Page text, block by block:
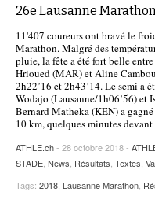
26e Lausanne
11'407 coureurs ont bravé le
Marathon. Malgré des
pluie, la fête a été fort belle
Hrioued (MAR) et Aline
2h22’16 et 2h43’14. Le semi a
Wodajo (Lausanne/1h06’56) et
Bernard Matheka (KEN) a
10 km, quelques minutes
ATHLE.ch- 28 octobre 2018 -
STADE, News, Résultats, Textes,
Tags: 2018, Lausanne Marathon,